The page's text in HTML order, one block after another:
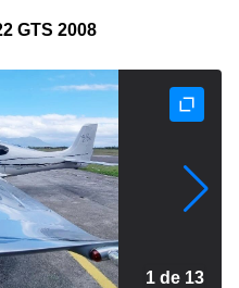
GTS 2008
2 de 13